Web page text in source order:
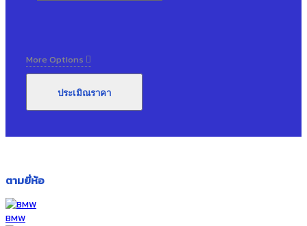
More Options
ประเมิณราคา
ตามยี่ห้อ
BMW